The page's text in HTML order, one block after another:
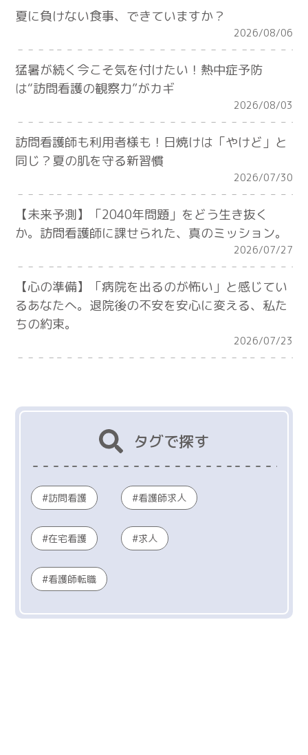
夏に負けない食事、できていますか？
2026/08/06
猛暑が続く今こそ気を付けたい！熱中症予防
は“訪問看護の観察力”がカギ
2026/08/03
訪問看護師も利用者様も！日焼けは「やけど」と
同じ？夏の肌を守る新習慣
2026/07/30
【未来予測】「2040年問題」をどう生き抜く
か。訪問看護師に課せられた、真のミッション。
2026/07/27
【心の準備】「病院を出るのが怖い」と感じてい
るあなたへ。退院後の不安を安心に変える、私た
ちの約束。
2026/07/23
タグで探す
訪問看護 看護師求人
在宅看護 求人
看護師転職